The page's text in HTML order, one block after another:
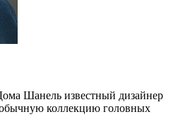
Шанель известный дизайнер
коллекцию головных